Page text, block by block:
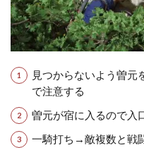
見つからないよう曽
で注意する
曽元が宿に入るので入
一騎打ち→敵複数と戦